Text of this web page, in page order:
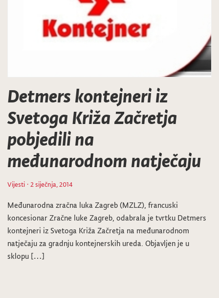
Detmers kontejneri iz
Svetoga Križa Začretja
pobjedili na
međunarodnom natječaju
Vijesti · 2 siječnja, 2014
Međunarodna zračna luka Zagreb (MZLZ), francuski
koncesionar Zračne luke Zagreb, odabrala je tvrtku Detmers
kontejneri iz Svetoga Križa Začretja na međunarodnom
natječaju za gradnju kontejnerskih ureda. Objavljen je u
sklopu […]